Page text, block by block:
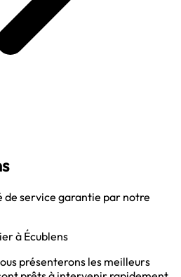
de service garantie par notre
à Écublens
présenterons les meilleurs